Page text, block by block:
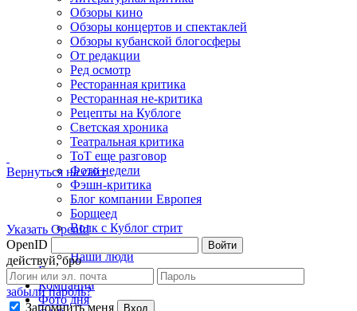
Вернуться на сайт
Указать OpenId
OpenID
Войти
действуй, бро
забыли пароль?
Запомнить меня
Вход
Обзоры кино
Обзоры концертов и спектаклей
Обзоры кубанской блогосферы
От редакции
Ред осмотр
Ресторанная критика
Ресторанная не-критика
Рецепты на Кублоге
Светская хроника
Театральная критика
ТоТ еще разговор
Фото недели
Фэшн-критика
Блог компании Европея
Борщеед
Волк с Кублог стрит
Жы-Шы пиши...
Наши люди
Блоги
Компании
Фото дня